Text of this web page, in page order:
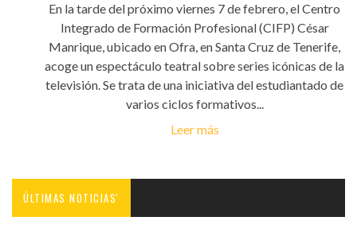
En la tarde del próximo viernes 7 de febrero, el Centro
Integrado de Formación Profesional (CIFP) César
Manrique, ubicado en Ofra, en Santa Cruz de Tenerife,
acoge un espectáculo teatral sobre series icónicas de la
televisión. Se trata de una iniciativa del estudiantado de
varios ciclos formativos...
Leer más
ÚLTIMAS NOTICIAS'